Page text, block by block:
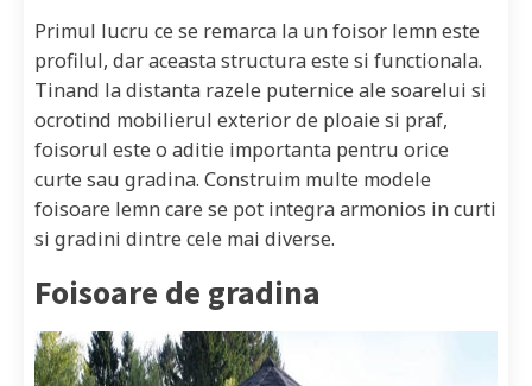
Primul lucru ce se remarca la un foisor lemn este
profilul, dar aceasta structura este si functionala.
Tinand la distanta razele puternice ale soarelui si
ocrotind mobilierul exterior de ploaie si praf,
foisorul este o aditie importanta pentru orice
curte sau gradina. Construim multe modele
foisoare lemn care se pot integra armonios in curti
si gradini dintre cele mai diverse.
Foisoare de gradina